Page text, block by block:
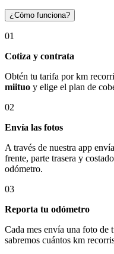
¿Cómo funciona?
01
Cotiza y contrata
Obtén tu tarifa por km
miituo y elige el plan de
02
Envía las fotos
A través de nuestra app
frente, parte trasera y
odómetro.
03
Reporta tu odómetro
Cada mes envía una foto de
sabremos cuántos km